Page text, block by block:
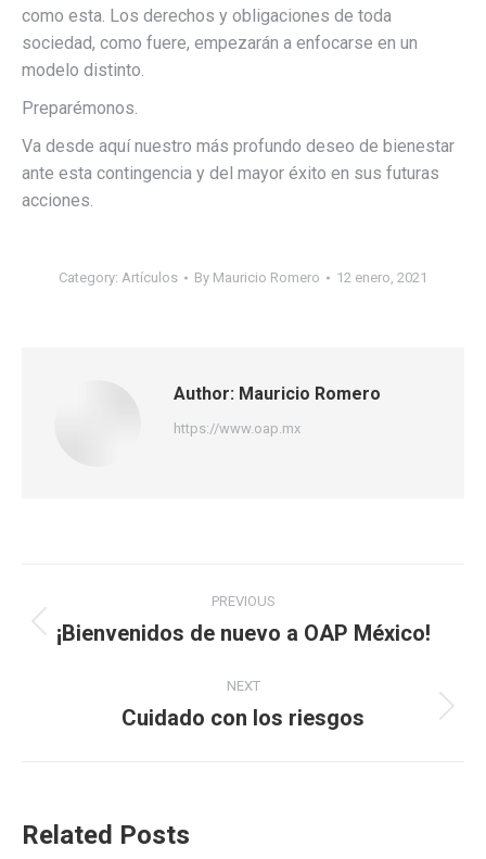
como esta. Los derechos y obligaciones de toda
sociedad, como fuere, empezarán a enfocarse en un
modelo distinto.
Preparémonos.
Va desde aquí nuestro más profundo deseo de bienestar
ante esta contingencia y del mayor éxito en sus futuras
acciones.
Category: Artículos By Mauricio Romero 12 enero, 2021
Author: Mauricio Romero
https://www.oap.mx
navigation
PREVIOUS
Previous
¡Bienvenidos de nuevo a OAP México!
NEXT
Next
Cuidado con los riesgos
Related Posts